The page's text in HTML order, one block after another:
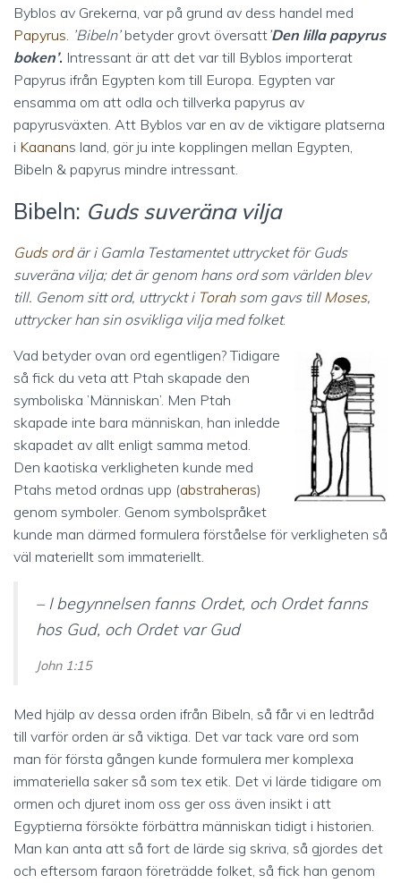
Byblos av Grekerna, var på grund av dess handel med
Papyrus. ’Bibeln’betyder grovt översatt’Den lilla papyrus
boken’. Intressant är att det var till Byblos importerat
Papyrus ifrån Egypten kom till Europa. Egypten var
ensamma om att odla och tillverka papyrus av
papyrusväxten. Att Byblos var en av de viktigare platserna
i Kaanans land, gör ju inte kopplingen mellan Egypten,
Bibeln & papyrus mindre intressant.
Bibeln: Guds suveräna vilja
Guds ordär i Gamla Testamentet uttrycket för Guds
suveräna vilja; det är genom hans ord som världen blev
till. Genom sitt ord, uttryckt i Torahsom gavs till Moses,
uttrycker han sin osvikliga vilja med folket.
Vad betyder ovan ord egentligen? Tidigare
så fick du veta att Ptah skapade den
symboliska ’Människan’. Men Ptah
skapade inte bara människan, han inledde
skapadet av allt enligt samma metod.
Den kaotiska verkligheten kunde med
Ptahs metod ordnas upp (abstraheras)
genom symboler. Genom symbolspråket
kunde man därmed formulera förståelse för verkligheten så
väl materiellt som immateriellt.
– I begynnelsen fanns Ordet, och Ordet fanns
hos Gud, och Ordet var Gud
John 1:15
Med hjälp av dessa orden ifrån Bibeln, så får vi en ledtråd
till varför orden är så viktiga. Det var tack vare ord som
man för första gången kunde formulera mer komplexa
immateriella saker så som tex etik. Det vi lärde tidigare om
ormen och djuret inom oss ger oss även insikt i att
Egyptierna försökte förbättra människan tidigt i historien.
Man kan anta att så fort de lärde sig skriva, så gjordes det
och eftersom faraon företrädde folket, så fick han genom